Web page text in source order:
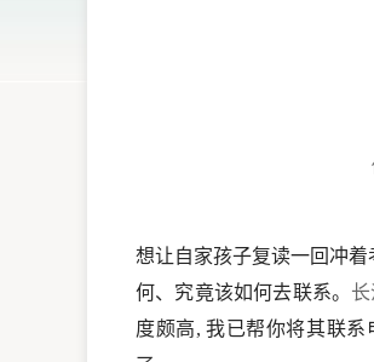
想让自家孩子复读一回冲
何、究竟该如何去联系。
度颇高, 我已帮你将其联